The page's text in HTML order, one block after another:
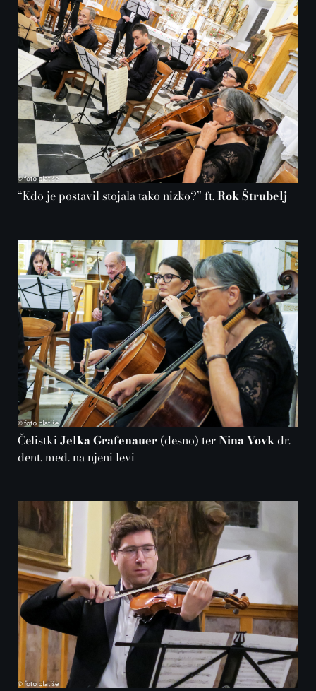
“Kdo je postavil stojala tako nizko?” ft.Rok Štrubelj
Čelistki Jelka Grafenauer (desno) terNina Vovkdr.
dent. med. na njeni levi